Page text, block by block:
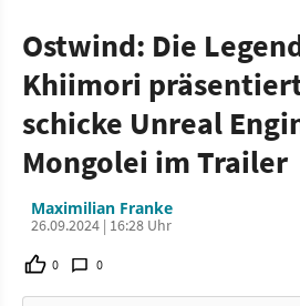
Ostwind: Die
Khiimori
schicke Unreal
Mongolei im Trailer
Maximilian Franke
26.09.2024 | 16:28 Uhr
0 0